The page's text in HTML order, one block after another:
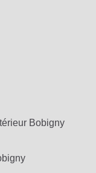
Bobigny